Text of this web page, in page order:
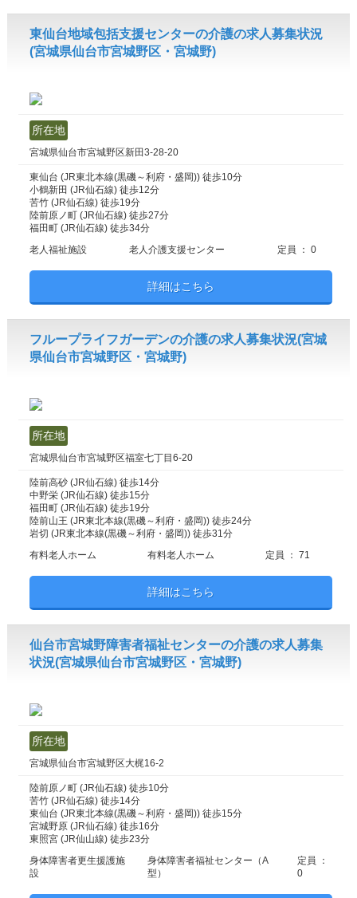
東仙台地域包括支援センターの介護の求人募集状況
(宮城県仙台市宮城野区・宮城野)
所在地
宮城県仙台市宮城野区新田3-28-20
東仙台 (JR東北本線(黒磯～利府・盛岡)) 徒歩10分
小鶴新田 (JR仙石線) 徒歩12分
苦竹 (JR仙石線) 徒歩19分
陸前原ノ町 (JR仙石線) 徒歩27分
福田町 (JR仙石線) 徒歩34分
老人福祉施設
老人介護支援センター 定員 ： 0
詳細はこちら
フループライフガーデンの介護の求人募集状況(宮城
県仙台市宮城野区・宮城野)
所在地
宮城県仙台市宮城野区福室七丁目6-20
陸前高砂 (JR仙石線) 徒歩14分
中野栄 (JR仙石線) 徒歩15分
福田町 (JR仙石線) 徒歩19分
陸前山王 (JR東北本線(黒磯～利府・盛岡)) 徒歩24分
岩切 (JR東北本線(黒磯～利府・盛岡)) 徒歩31分
有料老人ホーム
有料老人ホーム 定員 ： 71
詳細はこちら
仙台市宮城野障害者福祉センターの介護の求人募集
状況(宮城県仙台市宮城野区・宮城野)
所在地
宮城県仙台市宮城野区大梶16-2
陸前原ノ町 (JR仙石線) 徒歩10分
苦竹 (JR仙石線) 徒歩14分
東仙台 (JR東北本線(黒磯～利府・盛岡)) 徒歩15分
宮城野原 (JR仙石線) 徒歩16分
東照宮 (JR仙山線) 徒歩23分
身体障害者更生援護施
設
身体障害者福祉センター（A
型）
定員 ：
0